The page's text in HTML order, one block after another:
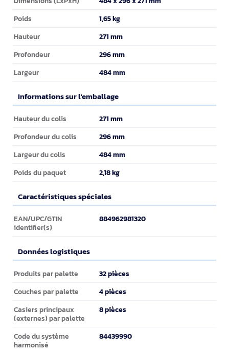
Poids 1,65 kg
Hauteur 271 mm
Profondeur 296 mm
Largeur 484 mm
Informations sur l'emballage
Informations sur l'emballage
Hauteur du colis 271 mm
Profondeur du colis 296 mm
Largeur du colis 484 mm
Poids du paquet 2,18 kg
Caractéristiques spéciales
Caractéristiques spéciales
EAN/UPC/GTIN
identifier(s)
884962981320
Données logistiques
Données logistiques
Produits par palette 32 pièces
Couches par palette 4 pièces
Casiers principaux
(externes) par palette
8 pièces
Code du système
harmonisé
84439990